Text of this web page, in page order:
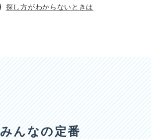
探し方がわからないときは
みんなの定番